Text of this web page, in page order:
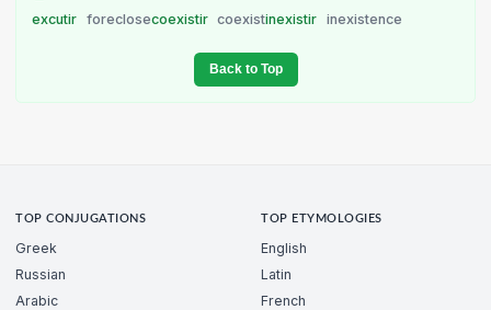
excutir foreclosecoexistir coexistinexistir inexistence
Back to Top
TOP CONJUGATIONS
Greek
Russian
Arabic
TOP ETYMOLOGIES
English
Latin
French